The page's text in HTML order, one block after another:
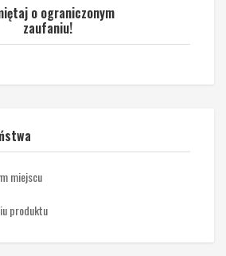
o ograniczonym
zaufaniu!
miejscu
produktu